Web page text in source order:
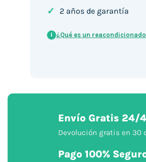
✓ 2 años de garantía
i ¿Qué es un
Envío Gratis 24/
Devolución gratis en 30
Pago 100%